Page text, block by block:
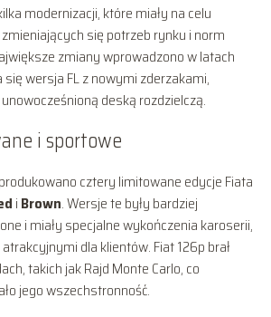
modernizacji, które miały na celu
się potrzeb rynku i norm
zmiany wprowadzono w latach
się wersja FL z nowymi zderzakami,
deską rozdzielczą.
i sportowe
cztery limitowane edycje Fiata
i Brown. Wersje te były bardziej
i miały specjalne wykończenia karoserii,
dla klientów. Fiat 126p brał
takich jak Rajd Monte Carlo, co
jego wszechstronność.